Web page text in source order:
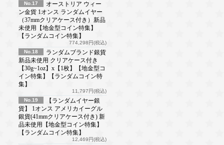
No.17
オーストリア ウィー
ン金貨 1オンス ランダムイヤー
（37mmクリアケース付き）新品
未使用【地金型コイン特集】
【ランダムコイン特集】
774,298円(税込)
No.18
ランダムブランド銀貨
新品未使用 クリアケース付き
【30g~1oz】x【1枚】【地金型コ
イン特集】【ランダムコイン特
集】
11,797円(税込)
No.19
【ランダムイヤー銀
貨】 1オンス アメリカイーグル
銀貨(41mmクリアケース付き) 新
品未使用【地金型コイン特集】
【ランダムコイン特集】
12,469円(税込)